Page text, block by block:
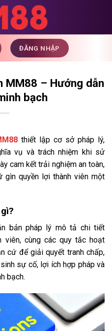
ĐĂNG NHẬP
MM88 – Hướng dẫn
bạch
thiết lập cơ sở pháp lý,
vụ và trách nhiệm khi sử
cam kết trải nghiệm an toàn,
gìn quyền lợi thành viên một
bản pháp lý mô tả chi tiết
viên, cùng các quy tắc hoạt
cứ để giải quyết tranh chấp,
sự cố, lợi ích hợp pháp và
bạch.